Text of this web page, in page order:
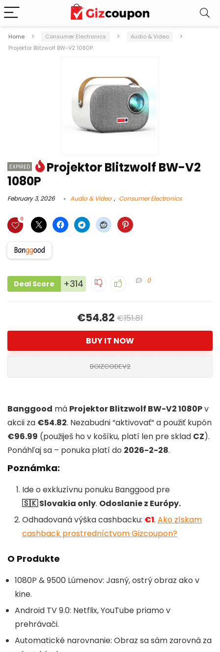
Home Consumer Electronics
Audio & Video
Projektor Blitzwolf BW-V2 1080P
EXPIRED
Projektor Blitzwolf BW-V2
1080P
February 3, 2026 Audio & Video , Consumer Electronics
0
Deal Score +314 0
€54.82 €151.81
BUY IT NOW
BGIZCODEV2
Banggood má Projektor Blitzwolf BW-V2 1080Pv
akcii za €54.82. Nezabudni “aktivovať“ a použiť kupón
€96.99 (použiješ ho v košíku, platí len pre sklad CZ).
Ponáhľaj sa – ponuka platí do 2026-2-28.
Poznámka:
Ide o exkluzívnu ponuku Banggood pre
🇸🇰 Slovakia only. Odoslanie z Európy.
Odhadovaná výška cashbacku: €1. Ako získam
cashback prostredníctvom Gizcoupon?
O Produkte
1080P & 9500 Lúmenov: Jasný, ostrý obraz ako v
kine.
Android TV 9.0: Netflix, YouTube priamo v
prehrávači.
Automatické narovnanie: Obraz sa sám zarovná za